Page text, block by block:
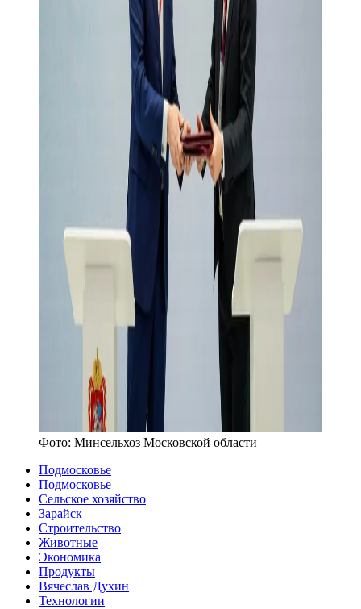
Фото: Минсельхоз Московской области
Подмосковье
Подмосковье
Сельское хозяйство
Зарайск
Строительство
Животные
Экономика
Продукты
Вячеслав Духин
Технологии